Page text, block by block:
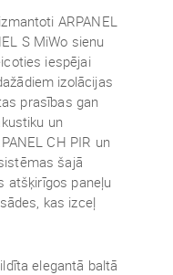
ARPANEL
S MiWo sienu
iespējai
izolācijas
prasības gan
un
CH PIR un
šajā
atšķirīgos paneļu
kas izceļ
elegantā baltā